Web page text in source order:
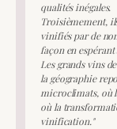
qualités inégales.
Troisièmement,
vinifiés par de
façon en
Les grands vins
la géographie
microclimats, où
où la
vinification."